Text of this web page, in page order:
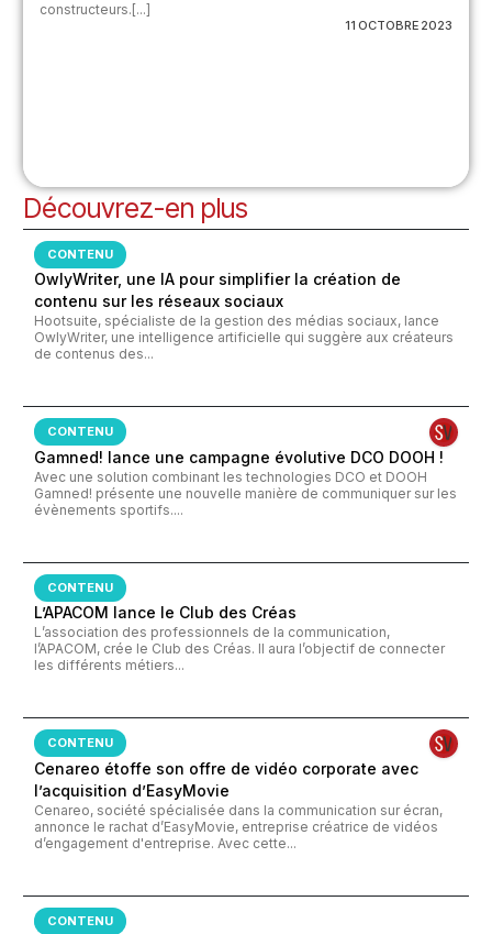
constructeurs.[...]
11 OCTOBRE 2023
Découvrez-en plus
CONTENU
OwlyWriter, une IA pour simplifier la création de
contenu sur les réseaux sociaux
Hootsuite, spécialiste de la gestion des médias sociaux, lance
OwlyWriter, une intelligence artificielle qui suggère aux créateurs
de contenus des...
CONTENU
Gamned! lance une campagne évolutive DCO DOOH !
Avec une solution combinant les technologies DCO et DOOH
Gamned! présente une nouvelle manière de communiquer sur les
évènements sportifs....
CONTENU
L’APACOM lance le Club des Créas
L’association des professionnels de la communication,
l’APACOM, crée le Club des Créas. Il aura l’objectif de connecter
les différents métiers...
CONTENU
Cenareo étoffe son offre de vidéo corporate avec
l’acquisition d’EasyMovie
Cenareo, société spécialisée dans la communication sur écran,
annonce le rachat d’EasyMovie, entreprise créatrice de vidéos
d’engagement d'entreprise. Avec cette...
CONTENU